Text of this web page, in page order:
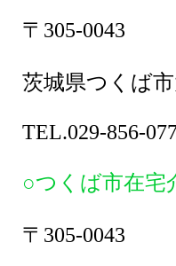
〒305-0043
茨城県つくば
TEL.029-856-
○つくば市在宅
〒305-0043